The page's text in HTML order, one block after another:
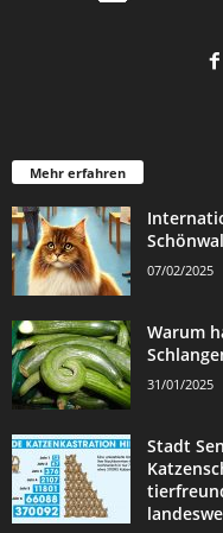
Mehr erfahren
07/02/2025
Warum
31/01/2025
Stadt